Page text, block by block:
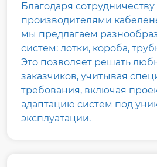
Благодаря
производителями
мы предлагаем
систем: лотки, короба,
Это позволяет решать
заказчиков, учитывая
требования, включая
адаптацию систем под
эксплуатации.